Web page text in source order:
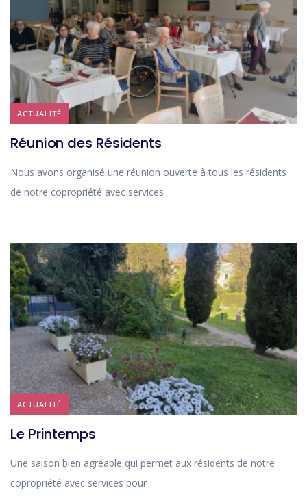
ACTUALITÉ
Réunion des Résidents
Nous avons organisé une réunion ouverte à tous les résidents
de notre copropriété avec services
ACTUALITÉ
Le Printemps
Une saison bien agréable qui permet aux résidents de notre
copropriété avec services pour